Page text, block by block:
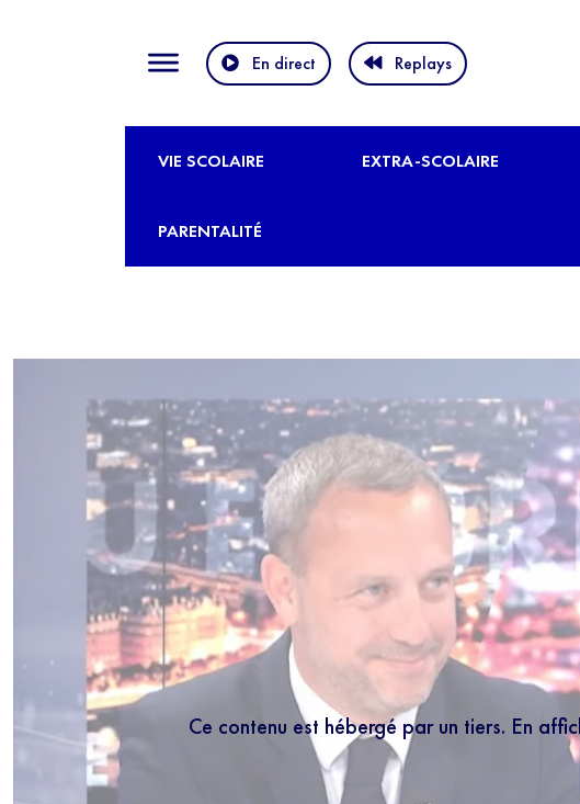
En direct Replays
VIE SCOLAIRE EXTRA-SCOLAIRE
PARENTALITÉ
Ce contenu est hébergé par un tiers. En